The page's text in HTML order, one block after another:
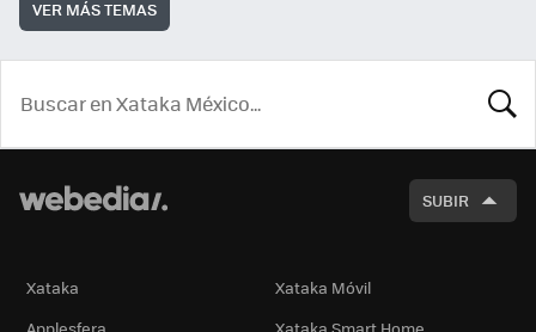
VER MÁS TEMAS
SUBIR
Xataka
Xataka Móvil